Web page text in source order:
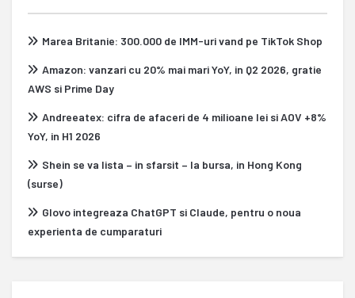
Marea Britanie: 300.000 de IMM-uri vand pe TikTok Shop
Amazon: vanzari cu 20% mai mari YoY, in Q2 2026, gratie
AWS si Prime Day
Andreeatex: cifra de afaceri de 4 milioane lei si AOV +8%
YoY, in H1 2026
Shein se va lista – in sfarsit – la bursa, in Hong Kong
(surse)
Glovo integreaza ChatGPT si Claude, pentru o noua
experienta de cumparaturi